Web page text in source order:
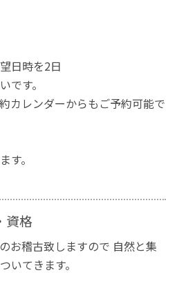
日時を2日
です。
カレンダーからもご予約可能で
す。
資格
お稽古致しますので 自然と集
いてきます。